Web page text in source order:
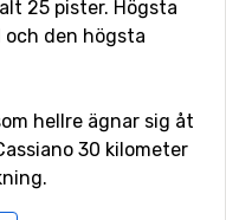
25 pister. Högsta
den högsta
hellre ägnar sig åt
30 kilometer